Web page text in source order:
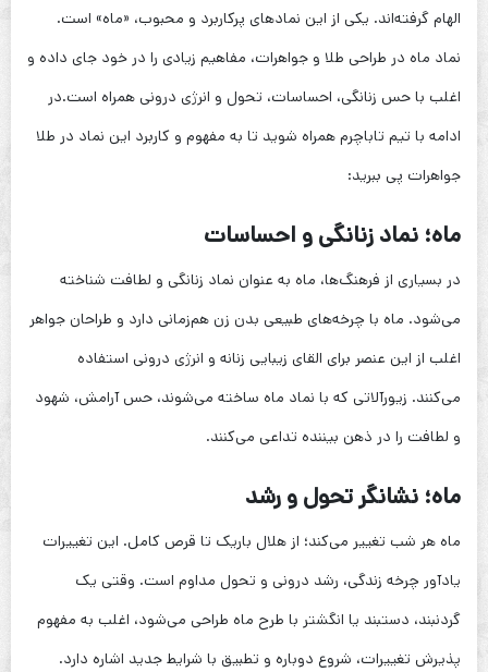
الهام گرفته‌اند. یکی از این نمادهای پرکاربرد و محبوب، «ماه» است.
نماد ماه در طراحی طلا و جواهرات، مفاهیم زیادی را در خود جای داده و
اغلب با حس زنانگی، احساسات، تحول و انرژی درونی همراه است.در
ادامه با تیم تاباچرم همراه شوید تا به مفهوم و کاربرد این نماد در طلا
جواهرات پی ببرید:
ماه؛ نماد زنانگی و احساسات
در بسیاری از فرهنگ‌ها، ماه به عنوان نماد زنانگی و لطافت شناخته
می‌شود. ماه با چرخه‌های طبیعی بدن زن هم‌زمانی دارد و طراحان جواهر
اغلب از این عنصر برای القای زیبایی زنانه و انرژی درونی استفاده
می‌کنند. زیورآلاتی که با نماد ماه ساخته می‌شوند، حس آرامش، شهود
و لطافت را در ذهن بیننده تداعی می‌کنند.
ماه؛ نشانگر تحول و رشد
ماه هر شب تغییر می‌کند؛ از هلال باریک تا قرص کامل. این تغییرات
یادآور چرخه زندگی، رشد درونی و تحول مداوم است. وقتی یک
گردنبند، دستبند یا انگشتر با طرح ماه طراحی می‌شود، اغلب به مفهوم
پذیرش تغییرات، شروع دوباره و تطبیق با شرایط جدید اشاره دارد.